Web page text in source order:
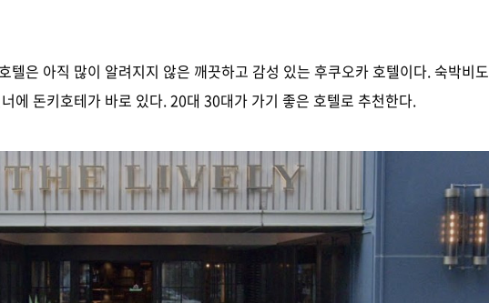
텔은 아직 많이 알려지지 않은 깨끗하고 감성 있는 후쿠오카 호텔이다. 숙박비도
에 돈키호테가 바로 있다. 20대 30대가 가기 좋은 호텔로 추천한다.